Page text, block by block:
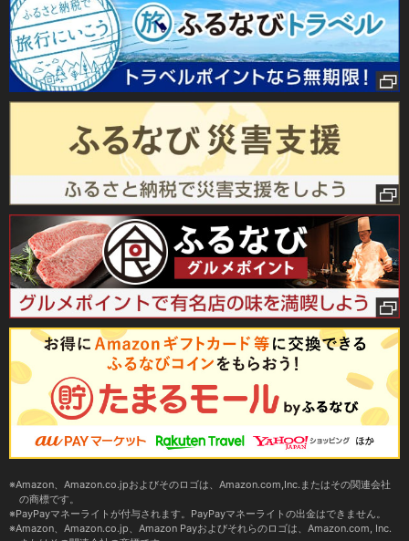
Amazon、Amazon.co.jpおよびそのロゴは、Amazon.com,Inc.またはその関連会社
の商標です。
PayPayマネーライトが付与されます。PayPayマネーライトの出金はできません。
Amazon、Amazon.co.jp、Amazon Payおよびそれらのロゴは、Amazon.com, Inc.